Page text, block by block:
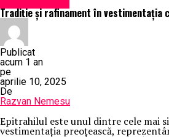
Tradiție și rafinament în vestimentația
Publicat
acum 1 an
pe
aprilie 10, 2025
De
Razvan Nemesu
Epitrahilul este unul dintre cele mai
vestimentația preoțească,